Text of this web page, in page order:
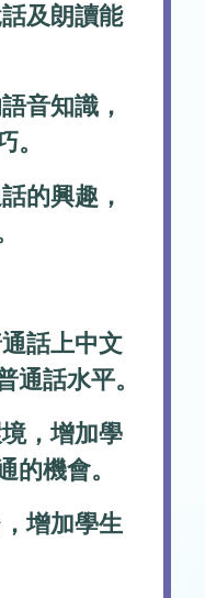
及朗讀能
音知識，
。
的興趣，
話上中文
通話水平。
，增加學
的機會。
增加學生